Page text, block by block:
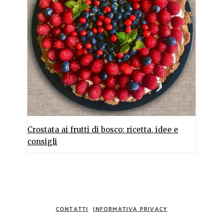
Crostata ai frutti di bosco: ricetta, idee e
consigli
CONTATTI INFORMATIVA PRIVACY